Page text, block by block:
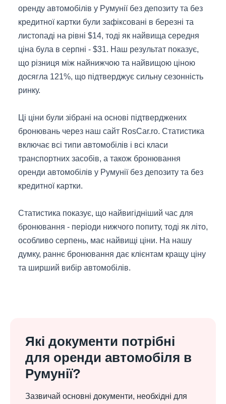
оренду автомобілів у Румунії без депозиту та без
кредитної картки були зафіксовані в березні та
листопаді на рівні $14, тоді як найвища середня
ціна була в серпні - $31. Наш результат показує,
що різниця між найнижчою та найвищою ціною
досягла 121%, що підтверджує сильну сезонність
ринку.
Ці ціни були зібрані на основі підтверджених
бронювань через наш сайт RosCar.ro. Статистика
включає всі типи автомобілів і всі класи
транспортних засобів, а також бронювання
оренди автомобілів у Румунії без депозиту та без
кредитної картки.
Статистика показує, що найвигідніший час для
бронювання - періоди нижчого попиту, тоді як літо,
особливо серпень, має найвищі ціни. На нашу
думку, раннє бронювання дає клієнтам кращу ціну
та ширший вибір автомобілів.
Які документи потрібні
для оренди автомобіля в
Румунії?
Зазвичай основні документи, необхідні для